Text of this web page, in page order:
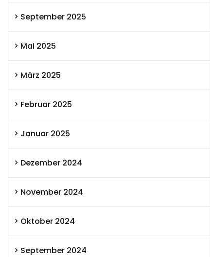
September 2025
Mai 2025
März 2025
Februar 2025
Januar 2025
Dezember 2024
November 2024
Oktober 2024
September 2024